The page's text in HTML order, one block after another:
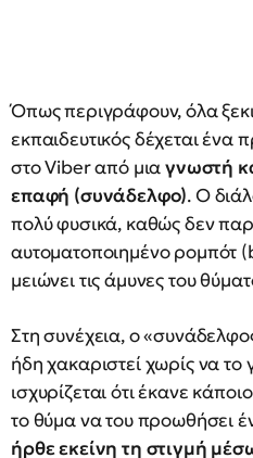
Όπως περιγράφουν, όλα
εκπαιδευτικός δέχεται ένα
στο Viber από μιαγνωστή
επαφή (συνάδελφο). Ο
πολύ φυσικά, καθώς δεν
αυτοματοποιημένο ρομπότ
μειώνει τις άμυνες του
Στη συνέχεια, ο
ήδη χακαριστεί χωρίς να το
ισχυρίζεται ότι έκανε
το θύμα να του προωθήσει
ήρθε εκείνη τη στιγμή